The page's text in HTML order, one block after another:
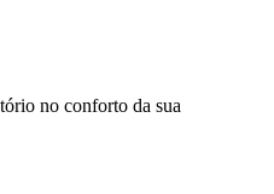
no conforto da sua